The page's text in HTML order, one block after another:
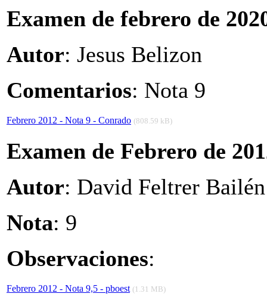
Examen de febrero de
Autor: Jesus Belizon
Comentarios: Nota 9
Febrero 2012 - Nota 9 - Conrado (808.59 kB)
Examen de Febrero de
Autor: David Feltrer
Nota: 9
Observaciones:
Febrero 2012 - Nota 9,5 - pboest (1.31 MB)